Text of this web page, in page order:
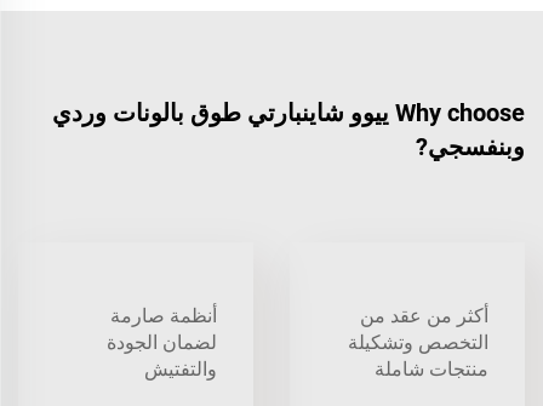
Why choose ييوو شاينبارتي طوق بالونات وردي
وبنفسجي?
أكثر من عقد من
التخصص وتشكيلة
منتجات شاملة
أنظمة صارمة
لضمان الجودة
والتفتيش